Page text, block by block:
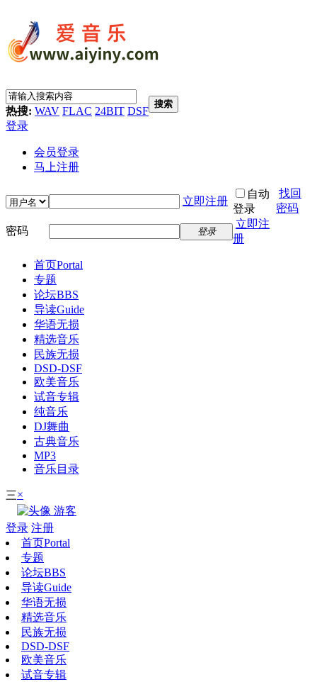
热搜: WAV FLAC 24BIT DSF
搜索
登录
会员登录
马上注册
立即注册
自动
登录
找回
密码
密码
登录
立即注
册
首页Portal
专题
论坛BBS
导读Guide
华语无损
精选音乐
民族无损
DSD-DSF
欧美音乐
试音专辑
纯音乐
DJ舞曲
古典音乐
MP3
音乐目录
三×
游客
登录 注册
首页Portal
专题
论坛BBS
导读Guide
华语无损
精选音乐
民族无损
DSD-DSF
欧美音乐
试音专辑